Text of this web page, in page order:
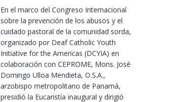
En el marco del Congreso Internacional
sobre la prevención de los abusos y el
cuidado pastoral de la comunidad sorda,
organizado por Deaf Catholic Youth
Initiative for the Americas (DCYIA) en
colaboración con CEPROME, Mons. José
Domingo Ulloa Mendieta, O.S.A.,
arzobispo metropolitano de Panamá,
presidió la Eucaristía inaugural y dirigió